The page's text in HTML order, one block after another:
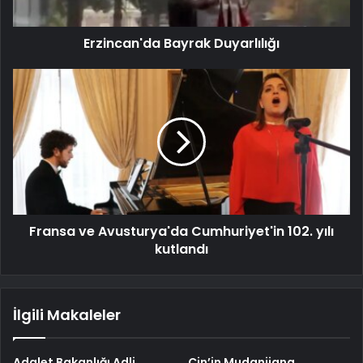
Erzincan'da Bayrak Duyarlılığı
Fransa ve Avusturya'da Cumhuriyet'in 102. yılı
kutlandı
İlgili Makaleler